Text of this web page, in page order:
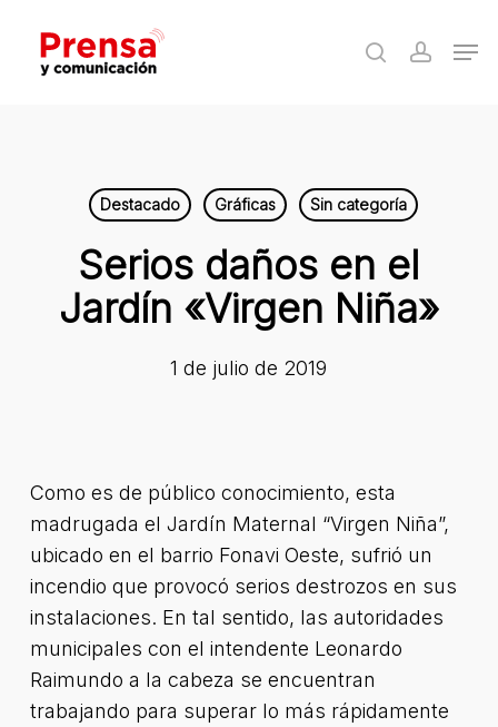
main
search
Destacado Gráficas Sin categoría
Serios daños en el
Jardín «Virgen Niña»
1 de julio de 2019
Como es de público conocimiento, esta
madrugada el Jardín Maternal “Virgen Niña”,
ubicado en el barrio Fonavi Oeste, sufrió un
incendio que provocó serios destrozos en sus
instalaciones. En tal sentido, las autoridades
municipales con el intendente Leonardo
Raimundo a la cabeza se encuentran
trabajando para superar lo más rápidamente